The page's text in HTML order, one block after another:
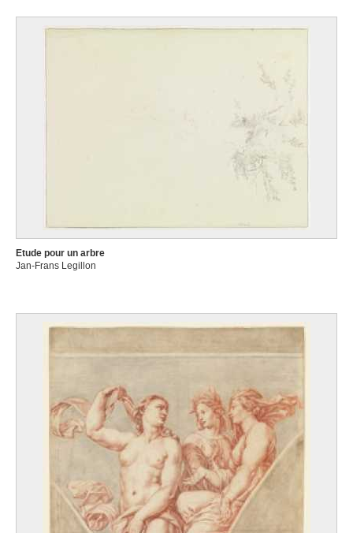
Etude pour un arbre
Jan-Frans Legillon